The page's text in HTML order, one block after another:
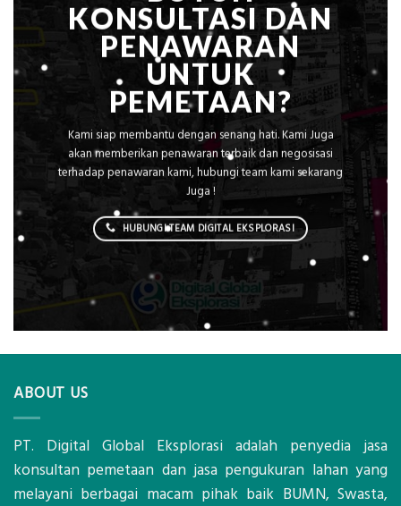
KONSULTASI DAN
PENAWARAN
UNTUK
PEMETAAN?
Kami siap membantu dengan senang hati. Kami Juga
akan memberikan penawaran terbaik dan negosisasi
terhadap penawaran kami, hubungi team kami sekarang
Juga !
HUBUNGI TEAM DIGITAL EKSPLORASI
ABOUT US
PT. Digital Global Eksplorasi adalah penyedia jasa
konsultan pemetaan dan jasa pengukuran lahan yang
melayani berbagai macam pihak baik BUMN, Swasta,